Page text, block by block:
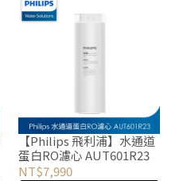
【Philips 飛利浦】水通道
蛋白RO濾心 AUT601R23
NT$7,990